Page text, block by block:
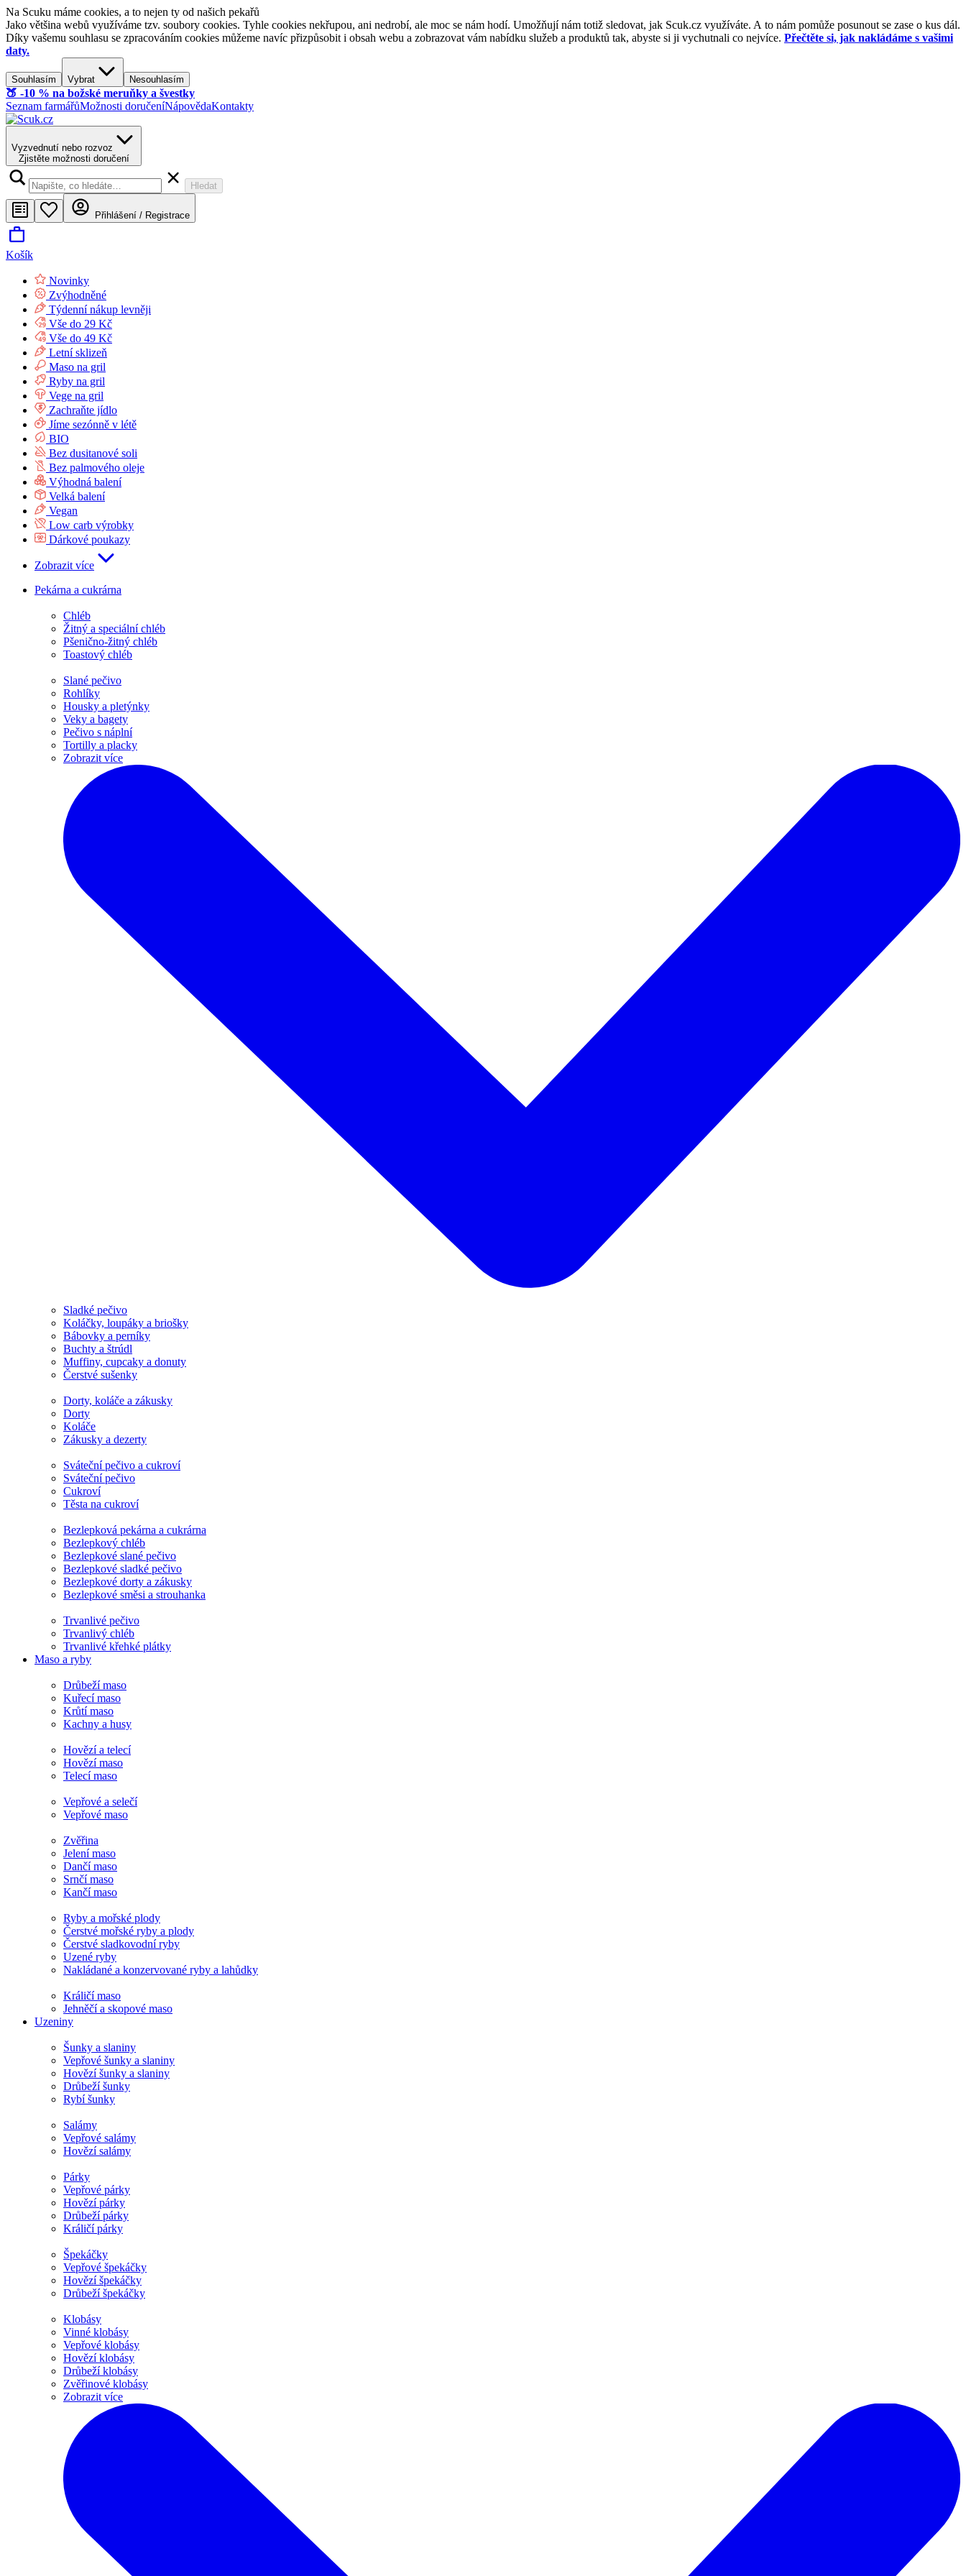
Na Scuku máme cookies, a to nejen ty od našich pekařů
Jako většina webů využíváme tzv. soubory cookies. Tyhle cookies nekřupou, ani nedrobí, ale moc se nám hodí. Umožňují nám totiž sledovat, jak Scuk.cz využíváte. A to nám pomůže posunout se zase o kus dál.
Díky vašemu souhlasu se zpracováním cookies můžeme navíc přizpůsobit i obsah webu a zobrazovat vám nabídku služeb a produktů tak, abyste si ji vychutnali co nejvíce. Přečtěte si, jak nakládáme s vašimi
daty.
Souhlasím Vybrat Nesouhlasím
🍑​ -10 % na božské meruňky a švestky
Seznam farmářůMožnosti doručeníNápovědaKontakty
Vyzvednutí nebo rozvoz
Zjistěte možnosti doručení
Hledat
Přihlášení / Registrace
Košík
Novinky
Zvýhodněné
Týdenní nákup levněji
Vše do 29 Kč
Vše do 49 Kč
Letní sklizeň
Maso na gril
Ryby na gril
Vege na gril
Zachraňte jídlo
Jíme sezónně v létě
BIO
Bez dusitanové soli
Bez palmového oleje
Výhodná balení
Velká balení
Vegan
Low carb výrobky
Dárkové poukazy
Zobrazit více
Pekárna a cukrárna
Chléb
Žitný a speciální chléb
Pšenično-žitný chléb
Toastový chléb
Slané pečivo
Rohlíky
Housky a pletýnky
Veky a bagety
Pečivo s náplní
Tortilly a placky
Zobrazit více
Sladké pečivo
Koláčky, loupáky a briošky
Bábovky a perníky
Buchty a štrúdl
Muffiny, cupcaky a donuty
Čerstvé sušenky
Dorty, koláče a zákusky
Dorty
Koláče
Zákusky a dezerty
Sváteční pečivo a cukroví
Sváteční pečivo
Cukroví
Těsta na cukroví
Bezlepková pekárna a cukrárna
Bezlepkový chléb
Bezlepkové slané pečivo
Bezlepkové sladké pečivo
Bezlepkové dorty a zákusky
Bezlepkové směsi a strouhanka
Trvanlivé pečivo
Trvanlivý chléb
Trvanlivé křehké plátky
Maso a ryby
Drůbeží maso
Kuřecí maso
Krůtí maso
Kachny a husy
Hovězí a telecí
Hovězí maso
Telecí maso
Vepřové a selečí
Vepřové maso
Zvěřina
Jelení maso
Dančí maso
Srnčí maso
Kančí maso
Ryby a mořské plody
Čerstvé mořské ryby a plody
Čerstvé sladkovodní ryby
Uzené ryby
Nakládané a konzervované ryby a lahůdky
Králičí maso
Jehněčí a skopové maso
Uzeniny
Šunky a slaniny
Vepřové šunky a slaniny
Hovězí šunky a slaniny
Drůbeží šunky
Rybí šunky
Salámy
Vepřové salámy
Hovězí salámy
Párky
Vepřové párky
Hovězí párky
Drůbeží párky
Králičí párky
Špekáčky
Vepřové špekáčky
Hovězí špekáčky
Drůbeží špekáčky
Klobásy
Vinné klobásy
Vepřové klobásy
Hovězí klobásy
Drůbeží klobásy
Zvěřinové klobásy
Zobrazit více